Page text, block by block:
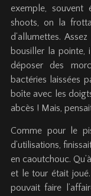
exemple, souvent
shoots, on la
d’allumettes.
bousiller la pointe,
déposer des
bactéries laissées
boîte avec les
abcès ! Mais,
Comme pour le
d’utilisations,
en caoutchouc.
et le tour était
pouvait faire